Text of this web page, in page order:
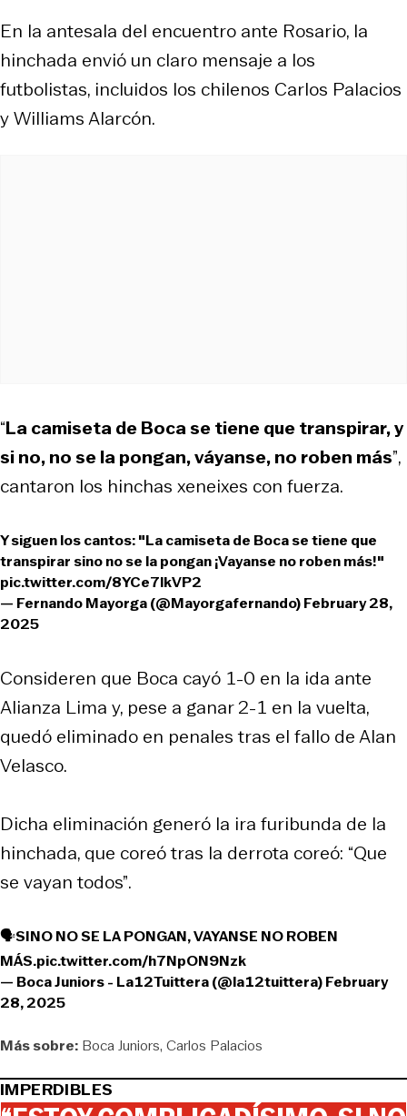
En la antesala del encuentro ante Rosario, la
hinchada envió un claro mensaje a los
futbolistas, incluidos los chilenos Carlos Palacios
y Williams Alarcón.
“La camiseta de Boca se tiene que transpirar, y
si no, no se la pongan, váyanse, no roben más”,
cantaron los hinchas xeneixes con fuerza.
Y siguen los cantos: "La camiseta de Boca se tiene que
transpirar sino no se la pongan ¡Vayanse no roben más!"
pic.twitter.com/8YCe7lkVP2
— Fernando Mayorga (@Mayorgafernando)February 28,
2025
Consideren que Boca cayó 1-0 en la ida ante
Alianza Lima y, pese a ganar 2-1 en la vuelta,
quedó eliminado en penales tras el fallo de Alan
Velasco.
Dicha eliminación generó la ira furibunda de la
hinchada, que coreó tras la derrota coreó: “Que
se vayan todos”.
🗣️SINO NO SE LA PONGAN, VAYANSE NO ROBEN
MÁS.pic.twitter.com/h7NpON9Nzk
— Boca Juniors - La12Tuittera (@la12tuittera)February
28, 2025
Más sobre: Boca Juniors Carlos Palacios
IMPERDIBLES